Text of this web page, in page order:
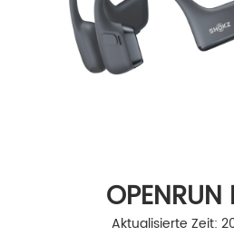
OPENRUN
Aktualisierte Zeit: